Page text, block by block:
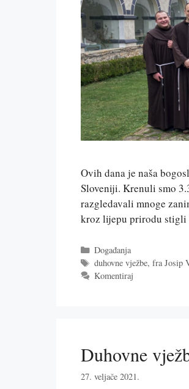
Ovih dana je naša
Sloveniji. Krenuli smo
razgledavali mnoge
kroz lijepu prirodu
Kategorije
Događanja
Oznake
duhovne vježbe, fra Josip
Komentiraj
Duhovne
27. veljače 2021.